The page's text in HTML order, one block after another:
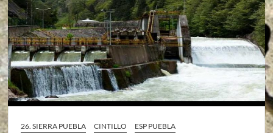
26. SIERRA PUEBLA CINTILLO
ESP PUEBLA